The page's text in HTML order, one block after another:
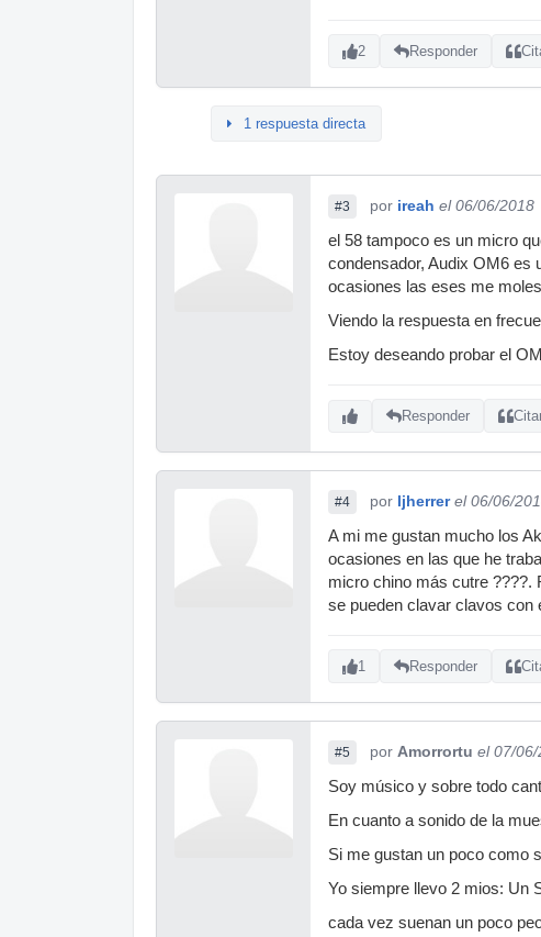
2 Responder
1 respuesta directa
#3 por ireah el 06/06/2018
el 58 tampoco es un micro
condensador, Audix OM6 es
ocasiones las eses me
Viendo la respuesta en
Estoy deseando probar el
Responder
#4 por ljherrer el 06/06/
A mi me gustan mucho los
ocasiones en las que he
micro chino más cutre ????.
se pueden clavar clavos con
1 Responder
#5 por Amorrortu el 07/
Soy músico y sobre todo
En cuanto a sonido de la
Si me gustan un poco como
Yo siempre llevo 2 mios: Un
cada vez suenan un poco